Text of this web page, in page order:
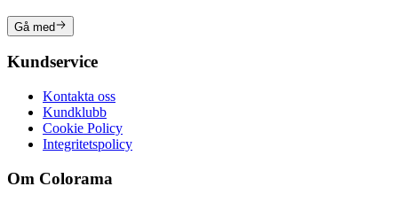
Gå med
Kundservice
Kontakta oss
Kundklubb
Cookie Policy
Integritetspolicy
Om Colorama